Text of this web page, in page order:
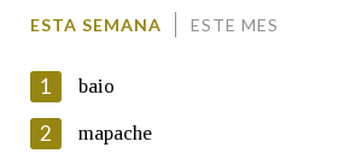
ESTA SEMANA ESTE MES
1 baio
2 mapache